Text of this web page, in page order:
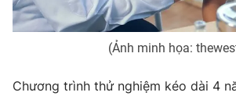
Photo
(Ảnh minh họa:
Chương trình thử nghiệm kéo dài 4